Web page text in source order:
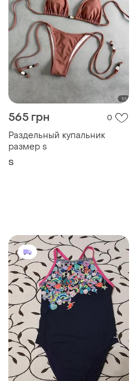
565 грн 0
Раздельный купальник
размер s
S